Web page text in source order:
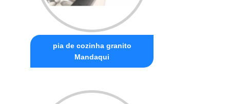
pia de cozinha granito
Mandaqui